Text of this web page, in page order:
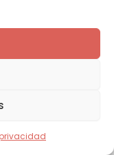
paisaje